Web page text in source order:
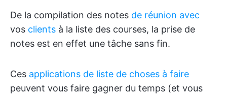
De la compilation des notes de réunion avec
vos clients à la liste des courses, la prise de
notes est en effet une tâche sans fin.
Ces applications de liste de choses à faire
peuvent vous faire gagner du temps (et vous